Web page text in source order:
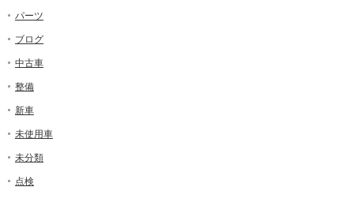
パーツ
ブログ
中古車
整備
新車
未使用車
未分類
点検